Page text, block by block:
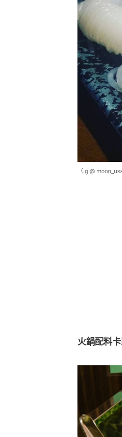
（ig @
火鍋配料